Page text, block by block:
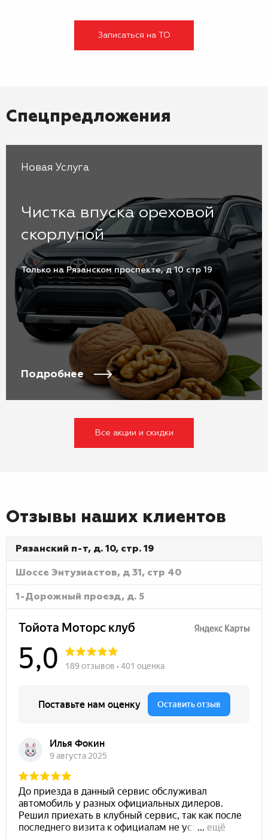
Записаться на ТО
Спецпредложения
Новая Услуга
Чистка впуска ореховой
скорлупой
Только на Рязанском проспекте, д 10 стр 19
Подробнее
Все акции и скидки
Отзывы наших клиентов
Рязанский п-т, д. 10, стр. 19
Шоссе Энтузиастов, д 31, стр 40
1-Дорожный проезд, д. 5